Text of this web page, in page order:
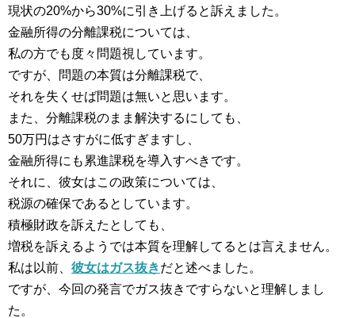
現状の20%から30%に引き上げると訴えました。
金融所得の分離課税については、
私の方でも度々問題視しています。
ですが、問題の本質は分離課税で、
それを失くせば問題は無いと思います。
また、分離課税のまま解決するにしても、
50万円はさすがに低すぎますし、
金融所得にも累進課税を導入すべきです。
それに、彼女はこの政策については、
税源の確保であるとしています。
積極財政を訴えたとしても、
増税を訴えるようでは本質を理解してるとは言えません。
私は以前、 彼女はガス抜きだと述べました。
ですが、今回の発言でガス抜きですらないと理解しまし
た。